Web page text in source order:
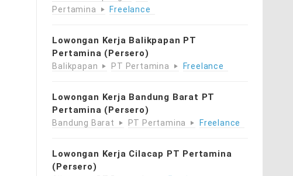
Pertamina
Freelance
Lowongan Kerja Balikpapan PT
Pertamina (Persero)
Balikpapan PT Pertamina Freelance
Lowongan Kerja Bandung Barat PT
Pertamina (Persero)
Bandung Barat PT Pertamina Freelance
Lowongan Kerja Cilacap PT Pertamina
(Persero)